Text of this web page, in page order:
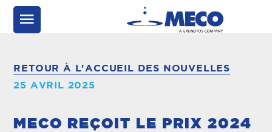
RETOUR À L'ACCUEIL DES NOUVELLES
25 AVRIL 2025
MECO REÇOIT LE PRIX 2024